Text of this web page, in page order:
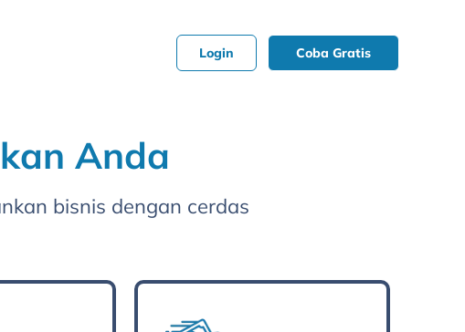
Login Coba Gratis
Anda
bisnis dengan cerdas